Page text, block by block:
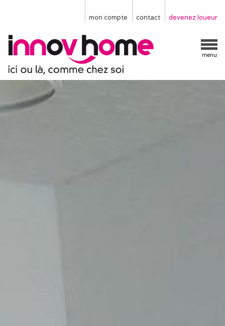
devenez loueur
contact
mon compte
menu